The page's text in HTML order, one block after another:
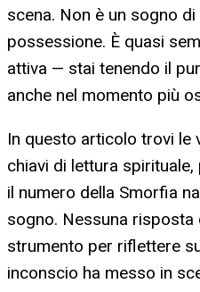
scena. Non è un sogno
possessione. È quasi
attiva — stai tenendo il
anche nel momento più
In questo articolo trovi le
chiavi di lettura
il numero della Smorfia
sogno. Nessuna risposta
strumento per riflettere
inconscio ha messo in